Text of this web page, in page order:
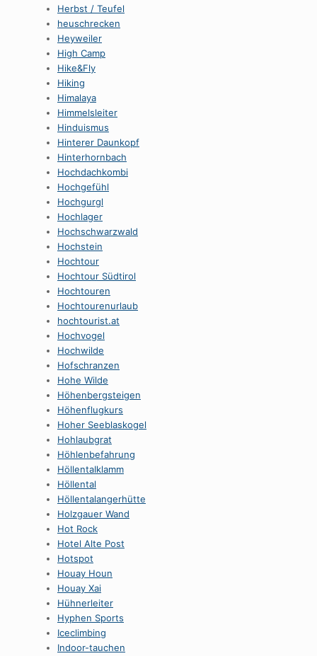
Herbst / Teufel
heuschrecken
Heyweiler
High Camp
Hike&Fly
Hiking
Himalaya
Himmelsleiter
Hinduismus
Hinterer Daunkopf
Hinterhornbach
Hochdachkombi
Hochgefühl
Hochgurgl
Hochlager
Hochschwarzwald
Hochstein
Hochtour
Hochtour Südtirol
Hochtouren
Hochtourenurlaub
hochtourist.at
Hochvogel
Hochwilde
Hofschranzen
Hohe Wilde
Höhenbergsteigen
Höhenflugkurs
Hoher Seeblaskogel
Hohlaubgrat
Höhlenbefahrung
HöllentaIklamm
Höllental
Höllentalangerhütte
Holzgauer Wand
Hot Rock
Hotel Alte Post
Hotspot
Houay Houn
Houay Xai
Hühnerleiter
Hyphen Sports
Iceclimbing
Indoor-tauchen